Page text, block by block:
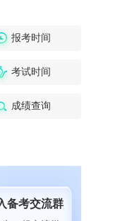
报考时间
考试时间
成绩查询
备考交流群